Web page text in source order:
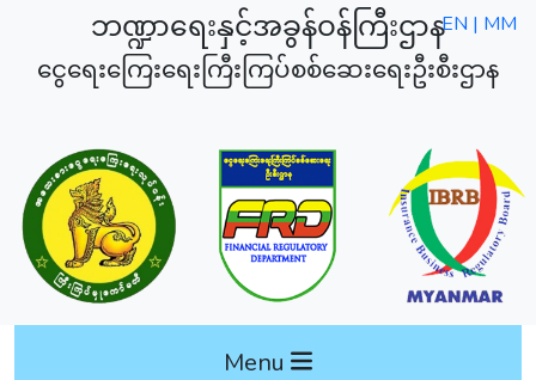
ဘဏ္ဍာရေးနှင့်အခွန်ဝန်ကြီးဌာန
ငွေရေးကြေးရေးကြီးကြပ်စစ်ဆေးရေးဦးစီးဌာန
EN | MM
Menu